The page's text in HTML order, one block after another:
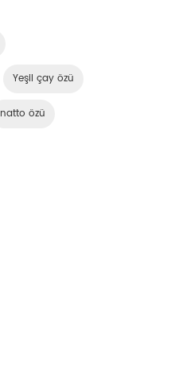
Yeşil çay özü
natto özü